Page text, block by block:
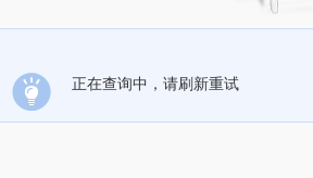
正在查询中，请刷新重试